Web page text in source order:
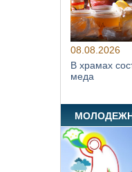
08.08.2026
В храмах
меда